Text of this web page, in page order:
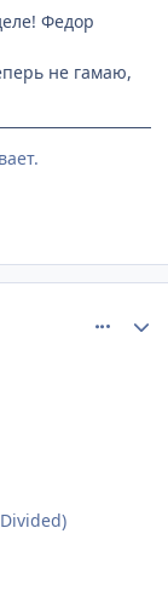
Федор
не гамаю,